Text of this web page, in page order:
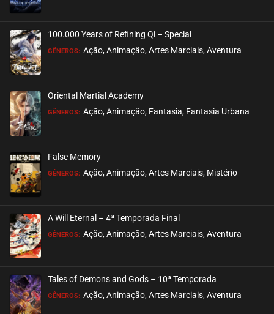
100.000 Years of Refining Qi – Special
GÊNEROS: Ação, Animação, Artes Marciais, Aventura
Oriental Martial Academy
GÊNEROS: Ação, Animação, Fantasia, Fantasia Urbana
False Memory
GÊNEROS: Ação, Animação, Artes Marciais, Mistério
A Will Eternal – 4ª Temporada Final
GÊNEROS: Ação, Animação, Artes Marciais, Aventura
Tales of Demons and Gods – 10ª Temporada
GÊNEROS: Ação, Animação, Artes Marciais, Aventura